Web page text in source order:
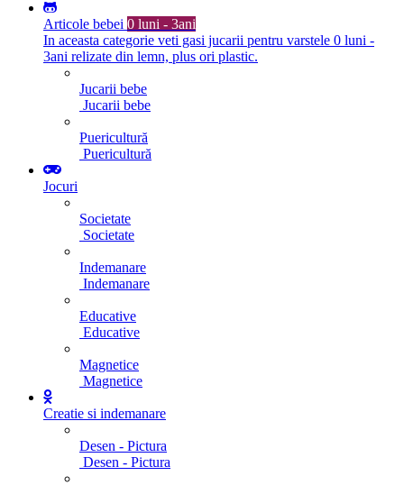
Articole bebei 0 luni - 3ani
In aceasta categorie veti gasi jucarii pentru varstele 0 luni -
3ani relizate din lemn, plus ori plastic.
Jucarii bebe
Jucarii bebe
Puericultură
Puericultură
Jocuri
Societate
Societate
Indemanare
Indemanare
Educative
Educative
Magnetice
Magnetice
Creatie si indemanare
Desen - Pictura
Desen - Pictura